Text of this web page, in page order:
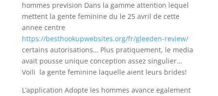
hommes prevision Dans la gamme attention lequel
mettent la gente feminine du le 25 avril de cette
annee centre
https://besthookupwebsites.org/fr/gleeden-review/
certains autorisations… Plus pratiquement, le media
avait pousse unique conception assez singulier…
Voili la gente feminine laquelle aient leurs brides!
L’application Adopte les hommes avance egalement